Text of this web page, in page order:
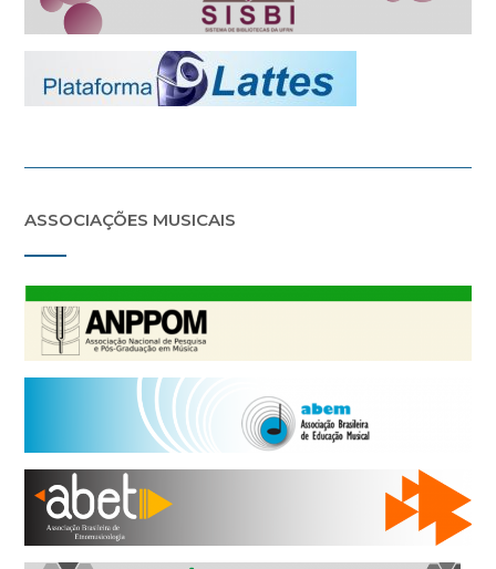
ASSOCIAÇÕES MUSICAIS